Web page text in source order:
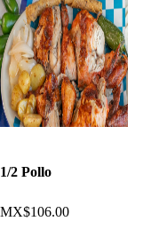
1/2 Pollo
MX$106.00